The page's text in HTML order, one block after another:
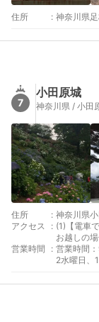
住所 : 神奈川県
7
小田原城
神奈川県 / 小田
住所 : 神奈川県
アクセス
: (1)【電車で
お越しの
パス「小
40分
営業時間 : 営業時間
2水曜日、